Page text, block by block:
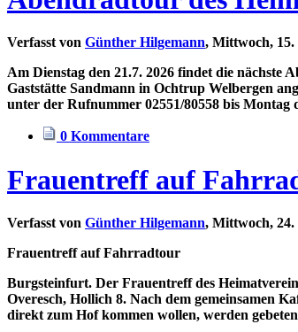
Verfasst von Günther Hilgemann, Mittwoch, 15.
Am Dienstag den 21.7. 2026 findet die
Gaststätte Sandmann in Ochtrup Welbergen
unter der Rufnummer 02551/80558 bis Montag
0 Kommentare
Frauentreff auf
Verfasst von Günther Hilgemann, Mittwoch, 24.
Frauentreff auf Fahrradtour
Burgsteinfurt. Der Frauentreff des
Overesch, Hollich 8. Nach dem gemeinsamen
direkt zum Hof kommen wollen, werden